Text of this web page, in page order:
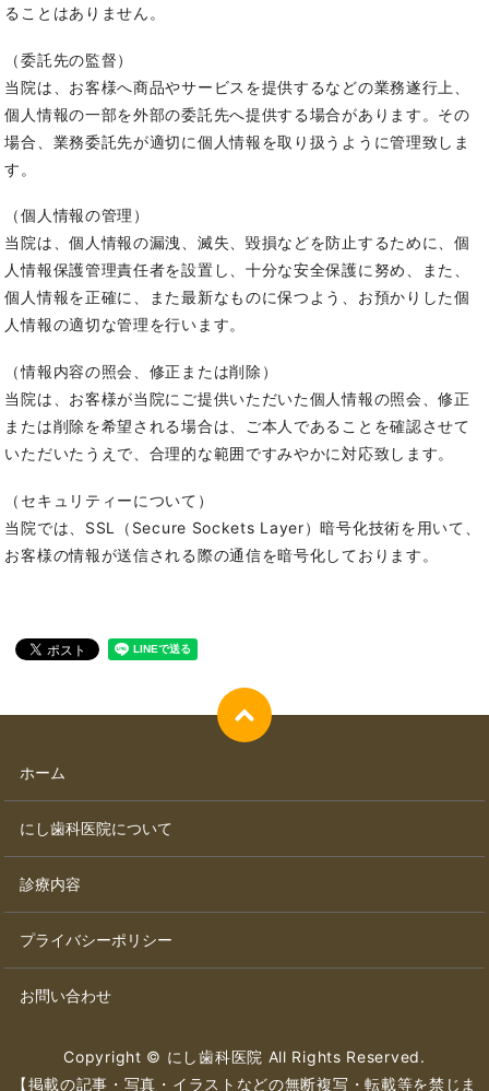
ることはありません。
（委託先の監督）
当院は、お客様へ商品やサービスを提供するなどの業務遂行上、
個人情報の一部を外部の委託先へ提供する場合があります。その
場合、業務委託先が適切に個人情報を取り扱うように管理致しま
す。
（個人情報の管理）
当院は、個人情報の漏洩、滅失、毀損などを防止するために、個
人情報保護管理責任者を設置し、十分な安全保護に努め、また、
個人情報を正確に、また最新なものに保つよう、お預かりした個
人情報の適切な管理を行います。
（情報内容の照会、修正または削除）
当院は、お客様が当院にご提供いただいた個人情報の照会、修正
または削除を希望される場合は、ご本人であることを確認させて
いただいたうえで、合理的な範囲ですみやかに対応致します。
（セキュリティーについて）
当院では、SSL（Secure Sockets Layer）暗号化技術を用いて、
お客様の情報が送信される際の通信を暗号化しております。
ホーム
にし歯科医院について
診療内容
プライバシーポリシー
お問い合わせ
Copyright © にし歯科医院 All Rights Reserved.
【掲載の記事・写真・イラストなどの無断複写・転載等を禁じま